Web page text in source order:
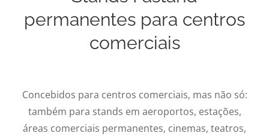
permanentes para centros
comerciais
Concebidos para centros comerciais, mas não só:
também para stands em aeroportos, estações,
áreas comerciais permanentes, cinemas, teatros,